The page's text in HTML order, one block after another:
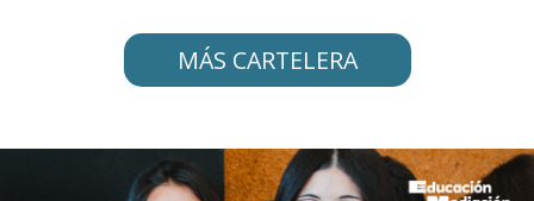
MÁS CARTELERA